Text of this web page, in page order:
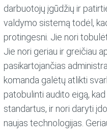
darbuotojų įgūdžių ir
valdymo sistemą todėl,
protingesni. Jie nori
Jie nori geriau ir greičiau
pasikartojančias
komanda galėtų atlikti
patobulinti audito eigą,
standartus, ir nori daryti
naujas technologijas.